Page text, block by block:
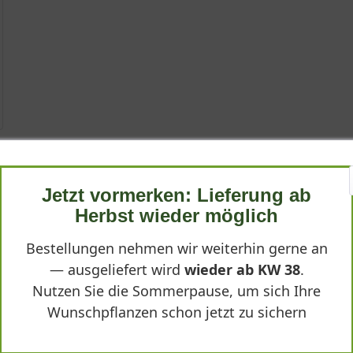
'Vogue'
lactiflora 'Vogue', ist eine horstbildende Staude von
beliebtesten Gartenpflanzen entwickelt. Mit einer
Mai bis Juni unübersehbare Akzente. Ihr buschiger,
'Vogue'
Pflanze, von ihrer Herkunft bis zu ihren spezifischen
zu einem wertvollen Bestandteil jeder Staudenpflanzung
lactiflora 'Vogue'"
Jetzt vormerken: Lieferung ab
Herbst wieder möglich
Bestellungen nehmen wir weiterhin gerne an
— ausgeliefert wird wieder ab KW 38.
Nutzen Sie die Sommerpause, um sich Ihre
Wunschpflanzen schon jetzt zu sichern